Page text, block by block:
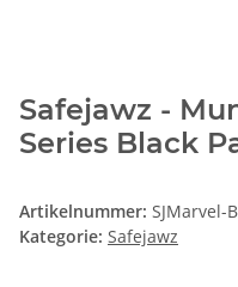
Safejawz -
Series Black
Artikelnummer: SJMarvel-
Kategorie: Safejawz